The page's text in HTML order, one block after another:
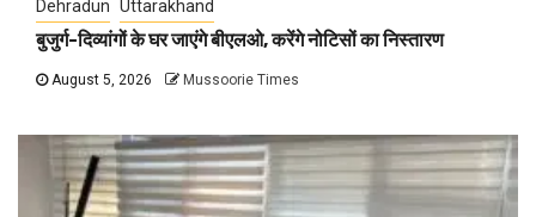
Dehradun Uttarakhand
बुजुर्ग-दिव्यांगों के घर जाएंगे बीएलओ, करेंगे नोटिसों का निस्तारण
August 5, 2026 Mussoorie Times